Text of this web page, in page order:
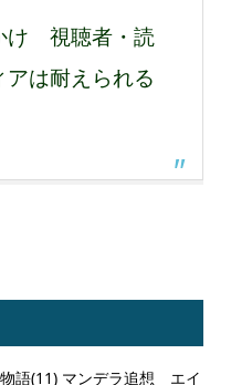
け 視聴者・読
は耐えられる
語(11) マンデラ追想 エイ